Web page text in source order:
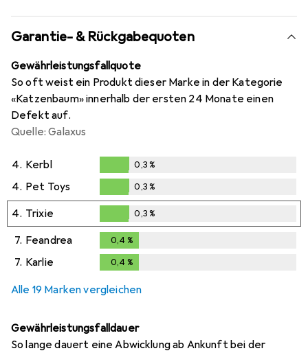
Garantie- & Rückgabequoten
Gewährleistungsfallquote
So oft weist ein Produkt dieser Marke in der Kategorie
«Katzenbaum» innerhalb der ersten 24 Monate einen
Defekt auf.
Quelle: Galaxus
4. Kerbl
0,3%
0,3%
4. Pet Toys
0,3%
0,3%
4. Trixie
0,3%
0,3%
7. Feandrea 0,4 %
7. Karlie 0,4 %
Alle 19 Marken vergleichen
Gewährleistungsfalldauer
So lange dauert eine Abwicklung ab Ankunft bei der